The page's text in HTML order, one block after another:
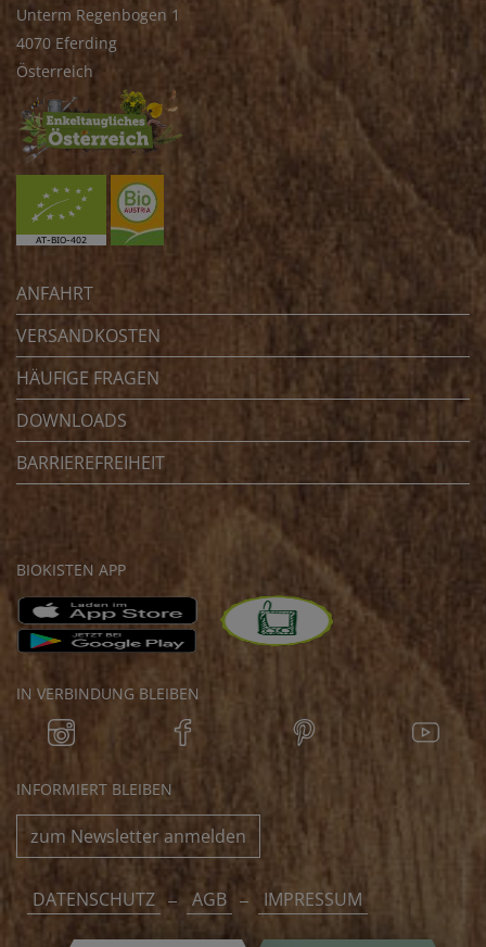
Unterm Regenbogen 1
4070 Eferding
Österreich
ANFAHRT
VERSANDKOSTEN
HÄUFIGE FRAGEN
DOWNLOADS
BARRIEREFREIHEIT
BIOKISTEN APP
IN VERBINDUNG BLEIBEN
INFORMIERT BLEIBEN
zum Newsletter anmelden
DATENSCHUTZ AGB IMPRESSUM